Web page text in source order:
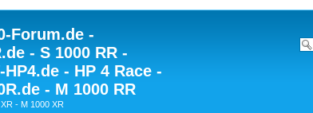
Forum.de -
- S 1000 RR -
- HP 4 Race -
- M 1000 RR
- M 1000 XR